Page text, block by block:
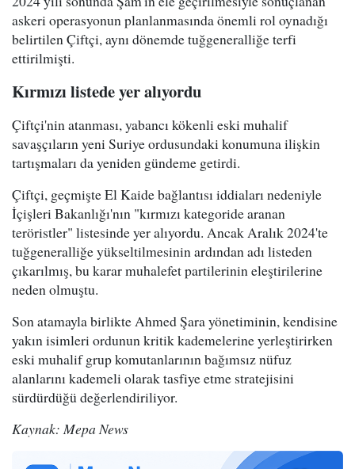
askeri operasyonun planlanmasında önemli rol oynadığı
belirtilen Çiftçi, aynı dönemde tuğgeneralliğe terfi
ettirilmişti.
Kırmızı listede yer alıyordu
Çiftçi'nin atanması, yabancı kökenli eski muhalif
savaşçıların yeni Suriye ordusundaki konumuna ilişkin
tartışmaları da yeniden gündeme getirdi.
Çiftçi, geçmişte El Kaide bağlantısı iddiaları nedeniyle
İçişleri Bakanlığı'nın "kırmızı kategoride aranan
teröristler" listesinde yer alıyordu. Ancak Aralık 2024'te
tuğgeneralliğe yükseltilmesinin ardından adı listeden
çıkarılmış, bu karar muhalefet partilerinin eleştirilerine
neden olmuştu.
Son atamayla birlikte Ahmed Şara yönetiminin, kendisine
yakın isimleri ordunun kritik kademelerine yerleştirirken
eski muhalif grup komutanlarının bağımsız nüfuz
alanlarını kademeli olarak tasfiye etme stratejisini
sürdürdüğü değerlendiriliyor.
Kaynak: Mepa News